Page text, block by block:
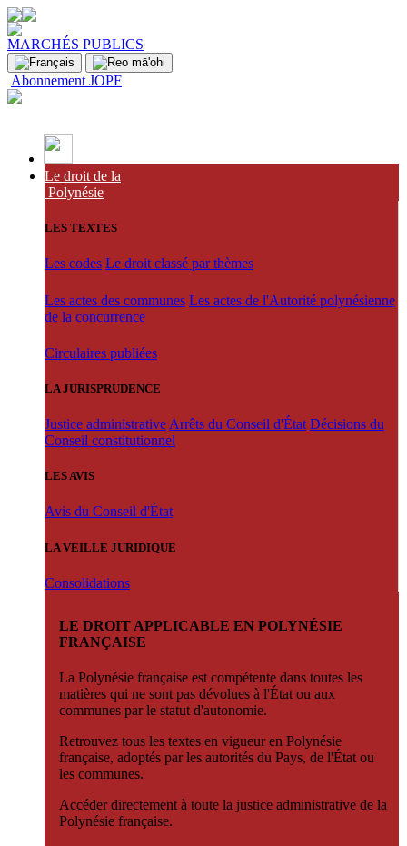
MARCHÉS PUBLICS
Abonnement JOPF
Le droit de la
Polynésie
LES TEXTES
Les codes Le droit classé par thèmes
Les actes des communes Les actes de l'Autorité polynésienne
de la concurrence
Circulaires publiées
LA JURISPRUDENCE
Justice administrative Arrêts du Conseil d'État Décisions du
Conseil constitutionnel
LES AVIS
Avis du Conseil d'État
LA VEILLE JURIDIQUE
Consolidations
LE DROIT APPLICABLE EN POLYNÉSIE
FRANÇAISE
La Polynésie française est compétente dans toutes les
matières qui ne sont pas dévolues à l'État ou aux
communes par le statut d'autonomie.
Retrouvez tous les textes en vigueur en Polynésie
française, adoptés par les autorités du Pays, de l'État ou
les communes.
Accéder directement à toute la justice administrative de la
Polynésie française.